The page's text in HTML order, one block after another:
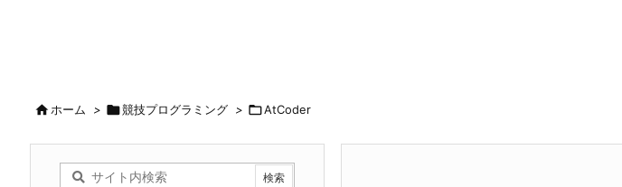
 ホーム > 競技プログラミング > AtCoder